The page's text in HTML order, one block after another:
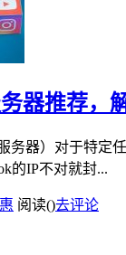
器推荐，
务器）对于特定
的IP不对就封...
阅读()去评论